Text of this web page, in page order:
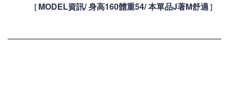
[ MODEL資訊/ 身高160體重54/ 本單品J著M舒適 ]